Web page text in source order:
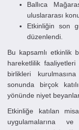
Ballıca
uluslararası
Etkinliğin son
düzenlendi.
Bu kapsamlı etkinlik
hareketlilik faaliyetleri
birlikleri
sonunda birçok
yönünde niyet
Etkinliğe katılan
uygulamalarına